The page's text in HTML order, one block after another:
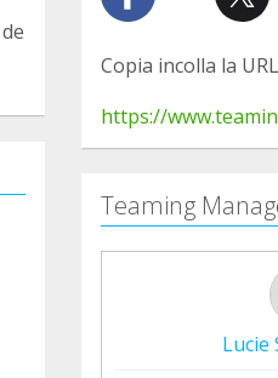
Copia incolla la URL
https://
Teaming
Lucie